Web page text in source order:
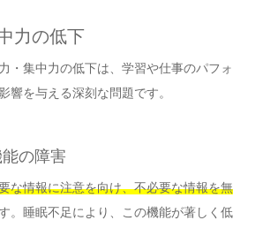
力の低下
・集中力の低下は、学習や仕事のパフォ
響を与える深刻な問題です。
の障害
な情報に注意を向け、不必要な情報を無
。睡眠不足により、この機能が著しく低